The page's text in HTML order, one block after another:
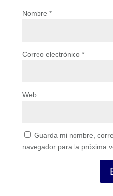
Nombre *
Correo electrónico *
Web
Guarda mi nombre,
navegador para la próxima